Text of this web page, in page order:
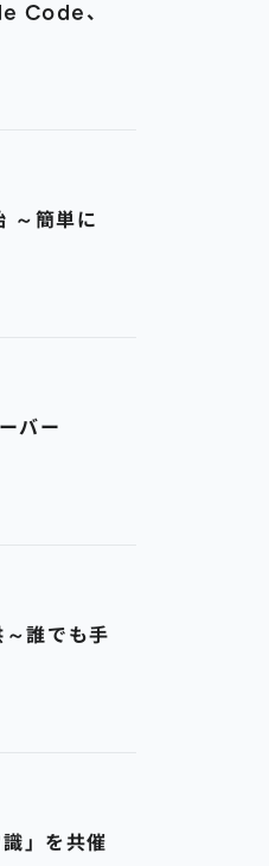
Code、
～簡単に
バー
誰でも手
」を共催